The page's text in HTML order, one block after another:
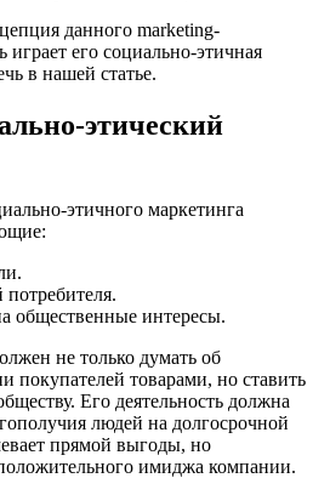
данного marketing-
его социально-этичная
в нашей статье.
этический
этичного маркетинга
потребителя.
общественные интересы.
не только думать об
покупателей товарами, но ставить
Его деятельность должна
людей на долгосрочной
прямой выгоды, но
имиджа компании.